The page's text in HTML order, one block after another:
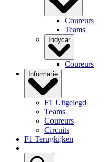
Coureurs
Teams
Indycar
Coureurs
Informatie
F1 Uitgelegd
Teams
Coureurs
Circuits
F1 Terugkijken